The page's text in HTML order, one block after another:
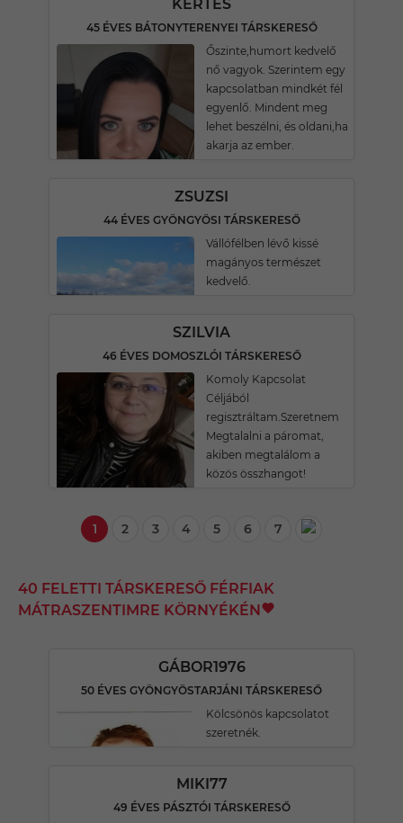
KERTES
45 ÉVES BÁTONYTERENYEI TÁRSKERESŐ
Őszinte,humort kedvelő
nő vagyok. Szerintem egy
kapcsolatban mindkét fél
egyenlő. Mindent meg
lehet beszélni, és oldani,ha
akarja az ember.
ZSUZSI
44 ÉVES GYÖNGYÖSI TÁRSKERESŐ
Vállófélben lévő kissé
magányos természet
kedvelő.
SZILVIA
46 ÉVES DOMOSZLÓI TÁRSKERESŐ
Komoly Kapcsolat
Céljából
regisztráltam.Szeretnem
Megtalalni a páromat,
akiben megtalálom a
közös összhangot!
1 2 3 4 5 6 7
40 FELETTI TÁRSKERESŐ FÉRFIAK
MÁTRASZENTIMRE KÖRNYÉKÉN
GÁBOR1976
50 ÉVES GYÖNGYÖSTARJÁNI TÁRSKERESŐ
Kölcsönös kapcsolatot
szeretnék.
MIKI77
49 ÉVES PÁSZTÓI TÁRSKERESŐ